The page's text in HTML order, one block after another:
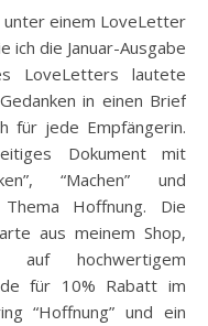
unter einem LoveLetter
ich die Januar-Ausgabe
LoveLetters lautete
in einen Brief
für jede Empfängerin.
Dokument mit
“Machen” und
Hoffnung. Die
aus meinem Shop,
auf hochwertigem
für 10% Rabatt im
“Hoffnung” und ein